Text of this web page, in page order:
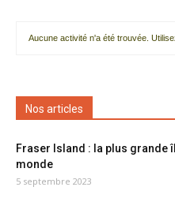
Aucune activité n'a été trouvée.
Nos articles
Fraser Island : la plus grande
monde
5 septembre 2023